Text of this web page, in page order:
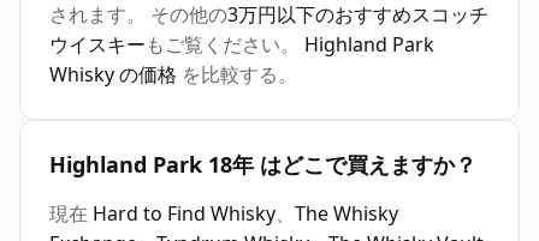
されます。 その他の3万円以下のおすすめスコッチ
ウイスキーもご覧ください。 Highland Park
Whisky の価格 を比較する。
Highland Park 18年 はどこで買えますか？
現在 Hard to Find Whisky、 The Whisky